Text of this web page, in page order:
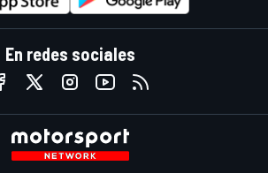
En redes sociales